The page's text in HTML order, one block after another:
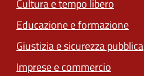
Cultura e tempo libero
Educazione e formazione
Giustizia e sicurezza pubblica
Imprese e commercio